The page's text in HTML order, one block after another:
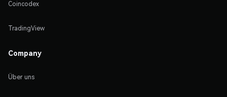
Coincodex
TradingView
Company
Über uns